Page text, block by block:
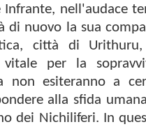
Infrante, nell'audace
di nuovo la sua
città di
per la
non esiteranno a
alla sfida
dei Nichiliferi. In